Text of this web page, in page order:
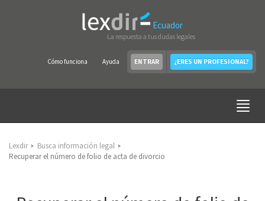
Ecuador
La respuesta a tus dudas legales
Cómo funciona Ayuda ENTRAR ¿ERES UN PROFESIONAL?
Lexdir
Busca información legal
Recuperar el número de folio de acta de divorcio